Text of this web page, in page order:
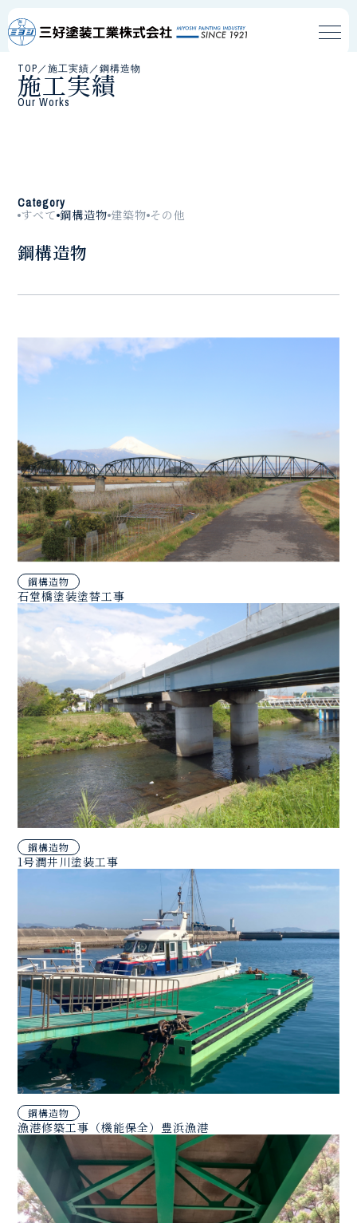
TOP／施工実績／鋼構造物
施工実績
Our Works
Category
すべて 鋼構造物 建築物 その他
鋼構造物
鋼構造物
石堂橋塗装塗替工事
鋼構造物
1号潤井川塗装工事
鋼構造物
漁港修築工事（機能保全）豊浜漁港